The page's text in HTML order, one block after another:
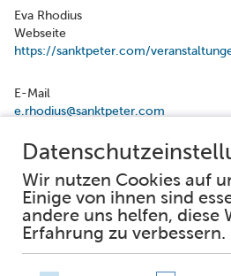
Eva Rhodius
Webseite
https://sanktpeter.com/
E-Mail
e.rhodius@sanktpeter.com
Facebook